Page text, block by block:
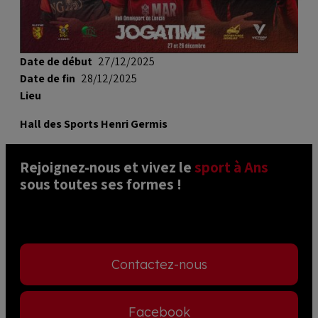
Date de début 27/12/2025
Date de fin 28/12/2025
Lieu
Hall des Sports Henri Germis
Rejoignez-nous et vivez le sport à Ans
sous toutes ses formes !
Contactez-nous
Facebook
cookies